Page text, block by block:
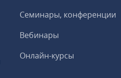
Семинары, конференции
Вебинары
Онлайн-курсы